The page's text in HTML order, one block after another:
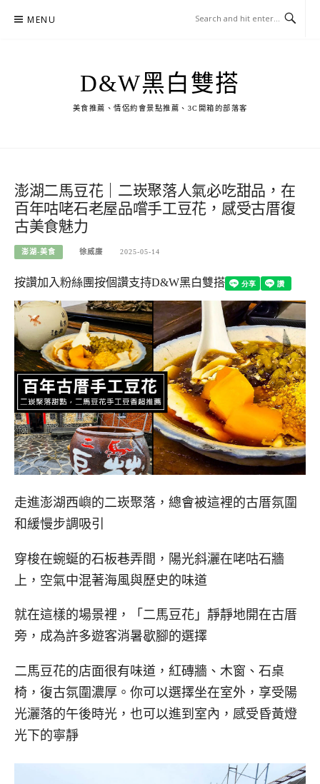
MENU
D&W黑白雙搭
美食推薦、情侶約會景點推薦、3C開箱的部落客
澎湖二馬豆花｜二崁聚落人氣必吃甜品，在
百年咕咾石老屋品嚐手工豆花，感受古厝復
古美食魅力
澎湖-美食 徐威廉 2025-05-14
按讚加入粉絲團按個讚支持D&W黑白雙搭
走進澎湖西嶼的二崁聚落，總會被這裡的古厝氛圍
和緩慢步調吸引
穿梭在蜿蜒的石板巷弄間，陽光斜灑在咾咕石牆
上，空氣中混著海風與歷史的味道
就在這樣的場景裡，「二馬豆花」靜靜地開在古厝
旁，成為許多遊客消暑歇腳的選擇
二馬豆花的店面很有味道，紅磚牆、木窗、石桌
椅，復古氛圍濃厚。你可以選擇坐在室外，享受陽
光灑落的午後時光，也可以進到室內，感受昏黃燈
光下的寧靜